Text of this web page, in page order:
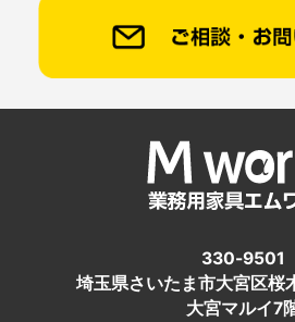
330-9501
埼玉県さいたま市大宮区桜
大宮マルイ7